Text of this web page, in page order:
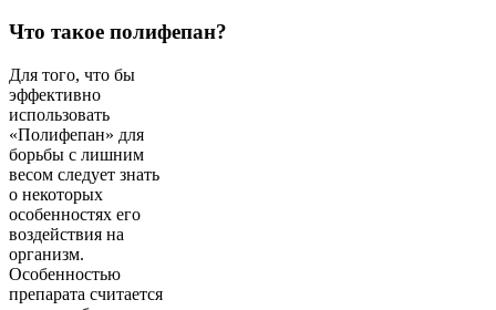
Что такое полифепан?
Для того, что бы
эффективно
использовать
«Полифепан» для
борьбы с лишним
весом следует знать
о некоторых
особенностях его
воздействия на
организм.
Особенностью
препарата считается